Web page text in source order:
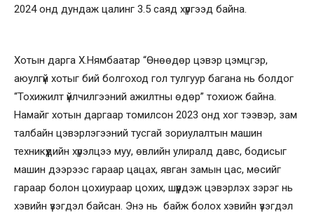
2024 онд дундаж цалинг 3.5 саяд хүргээд байна.
Хотын дарга Х.Нямбаатар “Өнөөдөр цэвэр цэмцгэр,
аюулгүй хотыг бий болгоход гол тулгуур багана нь болдог
“Тохижилт үйлчилгээний ажилтны өдөр” тохиож байна.
Намайг хотын даргаар томилсон 2023 онд хог тээвэр, зам
талбайн цэвэрлэгээний тусгай зориулалтын машин
техникүүдийн хүрэлцээ муу, өвлийн улиралд давс, бодисыг
машин дээрээс гараар цацах, явган замын цас, мөсийг
гараар болон цохиураар цохих, шүүрдэж цэвэрлэх зэрэг нь
хэвийн үзэгдэл байсан. Энэ нь байж болох хэвийн үзэгдэл